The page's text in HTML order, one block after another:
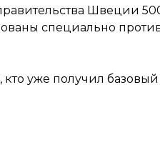
Швеции
специально
уже получил